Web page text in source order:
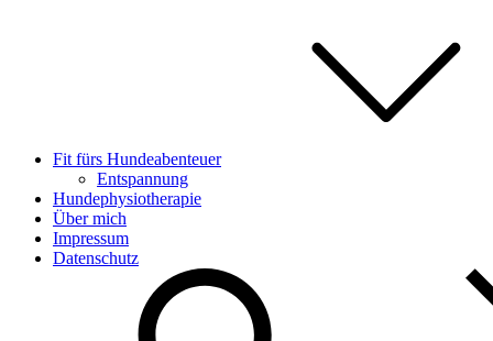
Fit fürs Hundeabenteuer
Entspannung
Hundephysiotherapie
Über mich
Impressum
Datenschutz